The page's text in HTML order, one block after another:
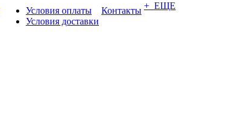
Условия оплаты
Условия доставки
Контакты + ЕЩЕ